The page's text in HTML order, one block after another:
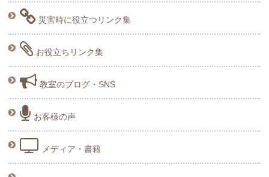
災害時に役立つリンク集
お役立ちリンク集
教室のブログ・SNS
お客様の声
メディア・書籍